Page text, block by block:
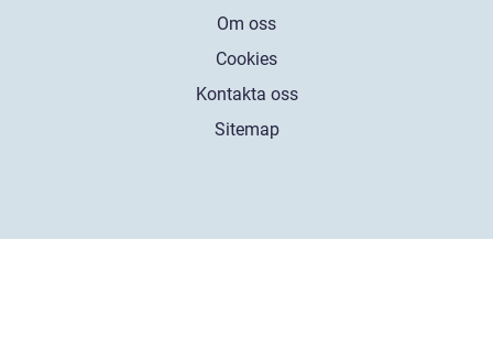
Om oss
Cookies
Kontakta oss
Sitemap